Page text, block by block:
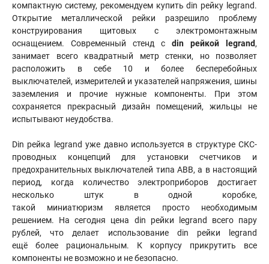
компактную систему, рекомендуем купить din рейку legrand.
Открытие металлической рейки разрешило проблему
конструирования щитовых с электромонтажным
оснащением. Современный стенд с din рейкой legrand,
занимает всего квадратный метр стенки, но позволяет
расположить в себе 10 и более бесперебойных
выключателей, измерителей и указателей напряжения, шины
заземления и прочие нужные компоненты. При этом
сохраняется прекрасный дизайн помещений, жильцы не
испытывают неудобства.
Din рейка legrand уже давно используется в структуре СКС-
проводных концепций для установки счетчиков и
предохранительных выключателей типа АВВ, а в настоящий
период, когда количество электроприборов достигает
несколько штук в одной коробке,
такой миниатюризм является просто необходимым
решением. На сегодня цена din рейки legrand всего пару
рублей, что делает использование din рейки legrand
ещё более рациональным. К корпусу прикрутить все
компоненты не возможно и не безопасно.